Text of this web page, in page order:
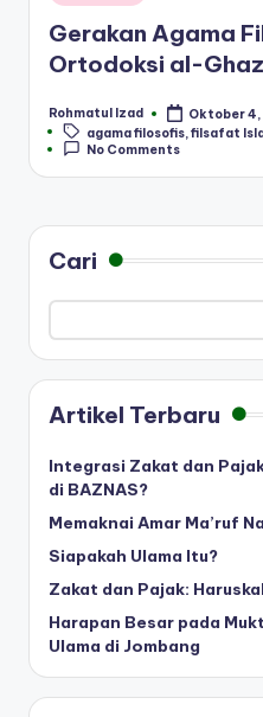
in
Gerakan Agama
Ortodoksi al-
Posted
by
Rohmatul Izad
Oktober 4,
Tags:agama filosofis ,filsafat
No Comments
Cari
Artikel Terbaru
Integrasi Zakat dan
di BAZNAS?
Memaknai Amar Ma’ruf
Siapakah Ulama Itu?
Zakat dan Pajak:
Harapan Besar pada
Ulama di Jombang